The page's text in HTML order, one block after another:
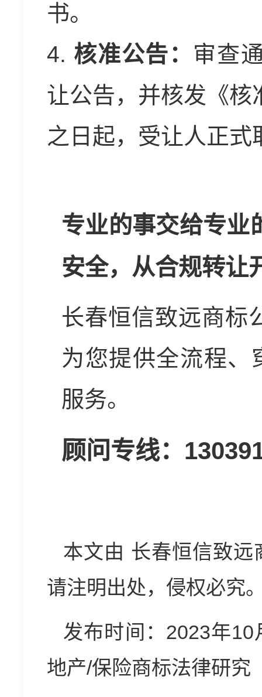
书。
4. 核准公告： 审查
让公告，并核发《
之日起，受让人正式
专业的事交给专业
安全，从合规转让
长春恒信致远商标
为您提供全流程、
服务。
顾问专线：
本文由 长春恒信致
请注明出处，侵权必究
发布时间：2023年
地产/保险商标法律研究